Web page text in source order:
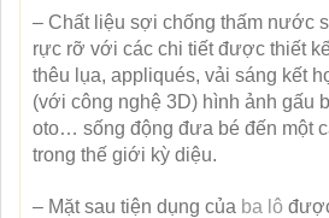
– Chất liệu sợi chống thấm nước
rực rỡ với các chi tiết được thiết
thêu lụa, appliqués, vải sáng kết
(với công nghệ 3D) hình ảnh gấu
oto… sống động đưa bé đến một
trong thế giới kỳ diệu.
– Mặt sau tiện dụng của ba lô